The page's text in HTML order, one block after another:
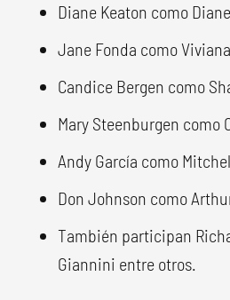
Diane Keaton como Diane
Jane Fonda como Viviana
Candice Bergen como
Mary Steenburgen como
Andy García como
Don Johnson como
También participan
Giannini entre otros.